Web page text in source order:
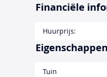
Financiële
Huurprijs:
Tuin